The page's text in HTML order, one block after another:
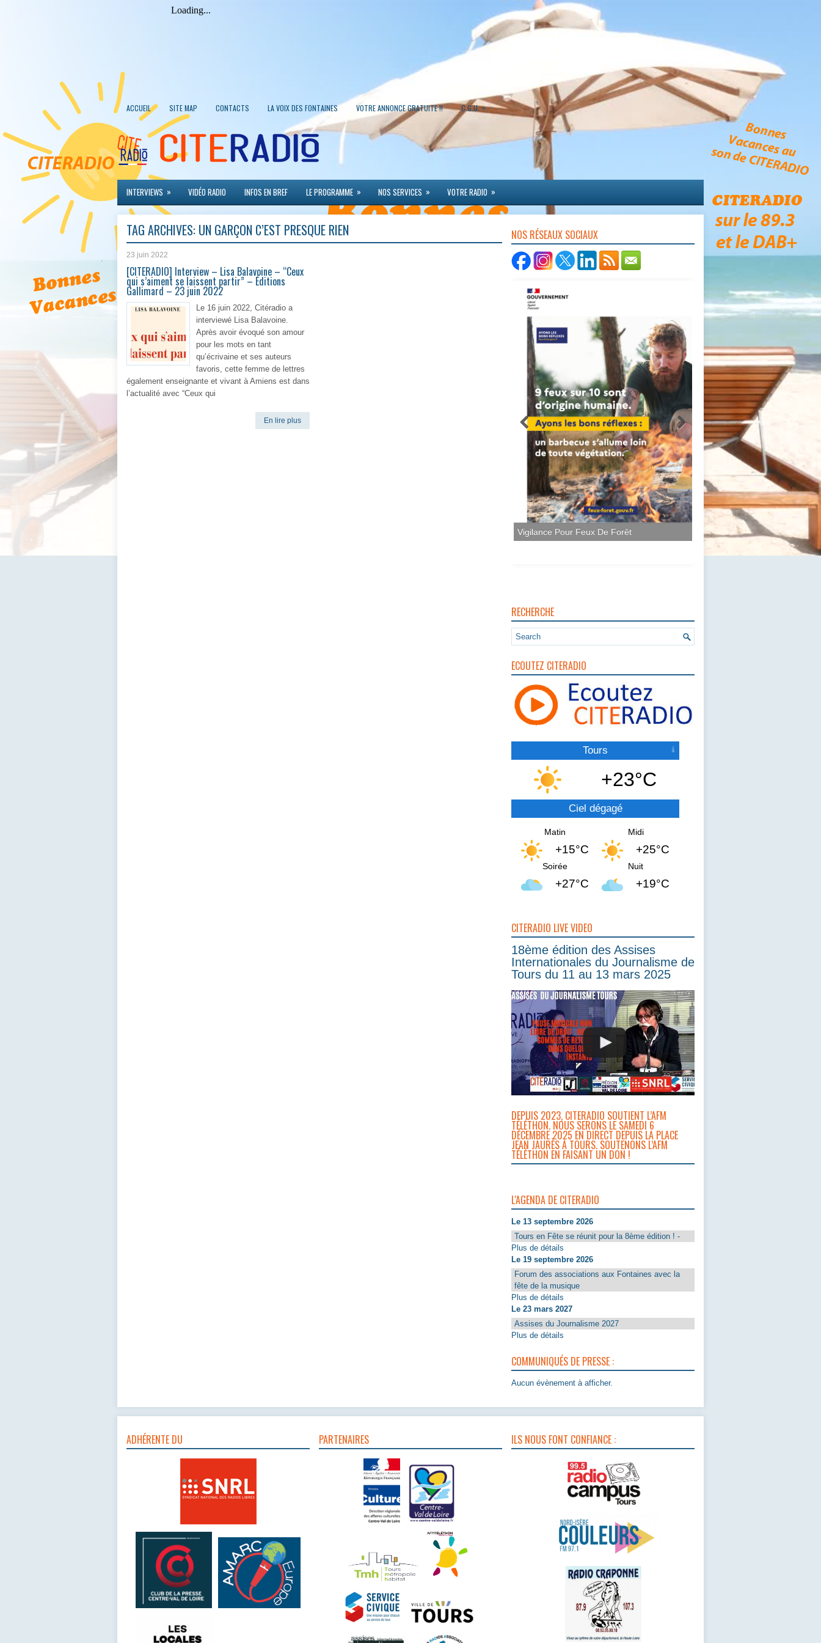
ACCUEIL SITE MAP CONTACTS LA VOIX DES FONTAINES VOTRE ANNONCE GRATUITE !! C.G.U. »
INTERVIEWS » VIDÉO RADIO INFOS EN BREF LE PROGRAMME » NOS SERVICES » VOTRE RADIO »
TAG ARCHIVES: UN GARÇON C’EST PRESQUE RIEN
23 juin 2022
[CITERADIO] Interview – Lisa Balavoine – “Ceux
qui s’aiment se laissent partir” – Éditions
Gallimard – 23 juin 2022
Le 16 juin 2022, Citéradio a
interviewé Lisa Balavoine.
Après avoir évoqué son amour
pour les mots en tant
qu’écrivaine et ses auteurs
favoris, cette femme de lettres
également enseignante et vivant à Amiens est dans
l’actualité avec “Ceux qui
En lire plus
NOS RÉSEAUX SOCIAUX
Vigilance Pour Feux De Forêt
RECHERCHE
ECOUTEZ CITERADIO
Tours
+23°C
Ciel dégagé
Matin
+15°C
Midi
+25°C
Soirée
+27°C
Nuit
+19°C
CITERADIO LIVE VIDEO
18ème édition des Assises
Internationales du Journalisme de
Tours du 11 au 13 mars 2025
DEPUIS 2023, CITERADIO SOUTIENT L’AFM
TÉLÉTHON. NOUS SERONS LE SAMEDI 6
DÉCEMBRE 2025 EN DIRECT DEPUIS LA PLACE
JEAN JAURÈS À TOURS. SOUTENONS L’AFM
TÉLÉTHON EN FAISANT UN DON !
L'AGENDA DE CITERADIO
Le 13 septembre 2026
Tours en Fête se réunit pour la 8ème édition ! -
Plus de détails
Le 19 septembre 2026
Forum des associations aux Fontaines avec la
fête de la musique
Plus de détails
Le 23 mars 2027
Assises du Journalisme 2027
Plus de détails
COMMUNIQUÉS DE PRESSE :
Aucun évènement à afficher.
ADHÉRENTE DU PARTENAIRES ILS NOUS FONT CONFIANCE :